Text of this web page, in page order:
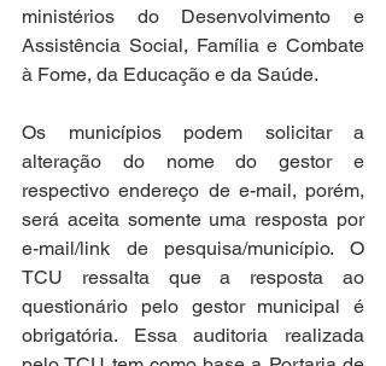
ministérios do Desenvolvimento e
Assistência Social, Família e Combate
à Fome, da Educação e da Saúde.
Os municípios podem solicitar a
alteração do nome do gestor e
respectivo endereço de e-mail, porém,
será aceita somente uma resposta por
e-mail/link de pesquisa/município. O
TCU ressalta que a resposta ao
questionário pelo gestor municipal é
obrigatória. Essa auditoria realizada